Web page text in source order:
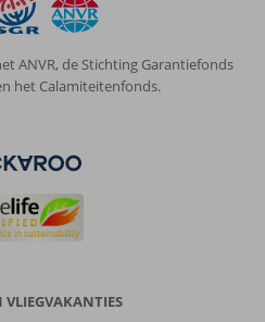
ANVR, de Stichting Garantiefonds
het Calamiteitenfonds.